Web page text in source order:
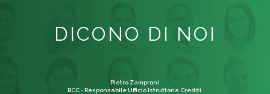
DICONO DI NOI
Pietro Zamproni
BCC - Responsabile Ufficio Istruttoria Crediti